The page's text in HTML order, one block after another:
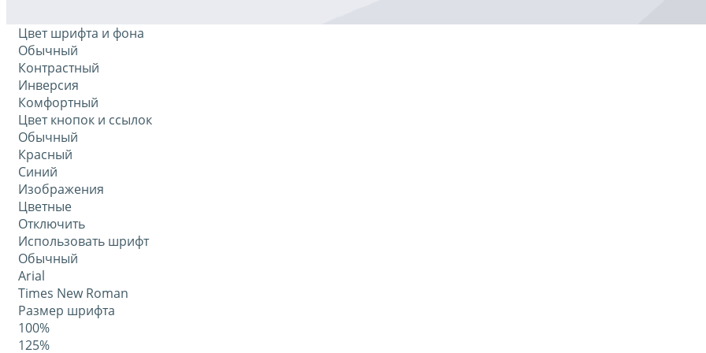
Цвет шрифта и фона
Обычный
Контрастный
Инверсия
Комфортный
Цвет кнопок и ссылок
Обычный
Красный
Синий
Изображения
Цветные
Отключить
Использовать шрифт
Обычный
Arial
Times New Roman
Размер шрифта
100%
125%